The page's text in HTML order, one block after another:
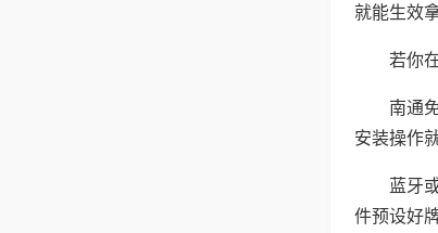
就能生效
若你
南通
安装操作
蓝牙
件预设好